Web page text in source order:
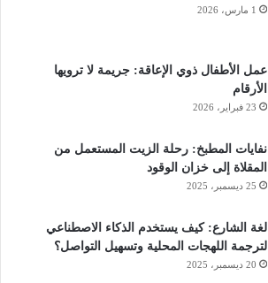
1 مارس، 2026
عمل الأطفال ذوي الإعاقة: جريمة لا ترويها
الأرقام
23 فبراير، 2026
نفايات المطبخ: رحلة الزيت المستعمل من
المقلاة إلى خزان الوقود
25 ديسمبر، 2025
لغة الشارع: كيف يستخدم الذكاء الاصطناعي
لترجمة اللهجات المحلية وتسهيل التواصل؟
20 ديسمبر، 2025